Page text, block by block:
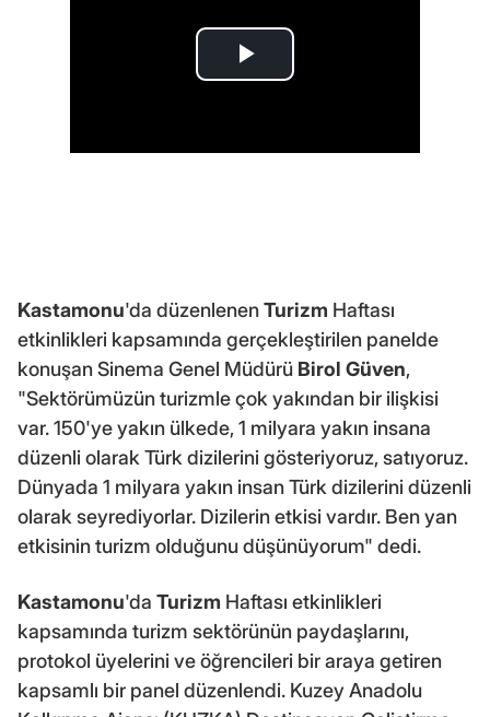
Kastamonu'da düzenlenenTurizm Haftası
etkinlikleri kapsamında gerçekleştirilen panelde
konuşan Sinema Genel Müdürü Birol Güven,
"Sektörümüzün turizmle çok yakından bir ilişkisi
var. 150'ye yakın ülkede, 1 milyara yakın insana
düzenli olarak Türk dizilerini gösteriyoruz, satıyoruz.
Dünyada 1 milyara yakın insan Türk dizilerini düzenli
olarak seyrediyorlar. Dizilerin etkisi vardır. Ben yan
etkisinin turizm olduğunu düşünüyorum" dedi.
Kastamonu'da Turizm Haftası etkinlikleri
kapsamında turizm sektörünün paydaşlarını,
protokol üyelerini ve öğrencileri bir araya getiren
kapsamlı bir panel düzenlendi. Kuzey Anadolu